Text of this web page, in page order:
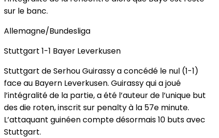
sur le banc.
Allemagne/Bundesliga
Stuttgart 1-1 Bayer Leverkusen
Stuttgart de Serhou Guirassy a concédé le nul (1-1)
face au Bayern Leverkusen. Guirassy qui a joué
l’intégralité de la partie, a été l’auteur de l’unique but
des die roten, inscrit sur penalty à la 57e minute.
L’attaquant guinéen compte désormais 10 buts avec
Stuttgart.